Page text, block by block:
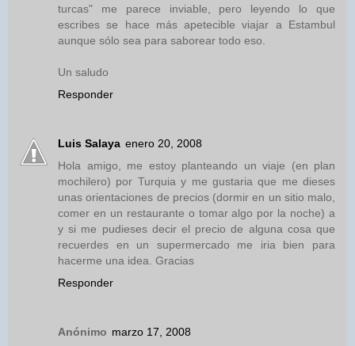
turcas" me parece inviable, pero leyendo lo que
escribes se hace más apetecible viajar a Estambul
aunque sólo sea para saborear todo eso.
Un saludo
Responder
Luis Salaya enero 20, 2008
Hola amigo, me estoy planteando un viaje (en plan
mochilero) por Turquia y me gustaria que me dieses
unas orientaciones de precios (dormir en un sitio malo,
comer en un restaurante o tomar algo por la noche) a
y si me pudieses decir el precio de alguna cosa que
recuerdes en un supermercado me iria bien para
hacerme una idea. Gracias
Responder
Anónimo marzo 17, 2008